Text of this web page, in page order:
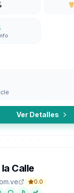
Ver Detalles
Calle
0.0